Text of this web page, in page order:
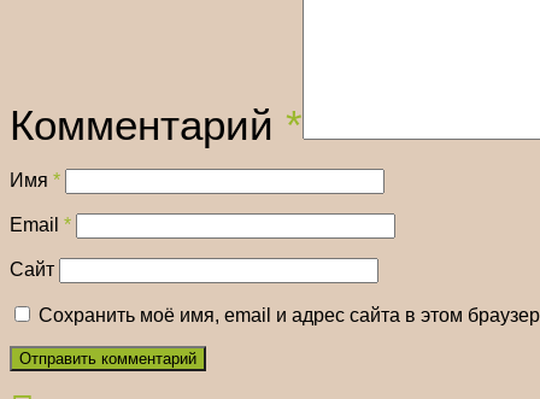
Комментарий *
Имя *
Email *
Сайт
Сохранить моё имя, email и адрес сайта в этом